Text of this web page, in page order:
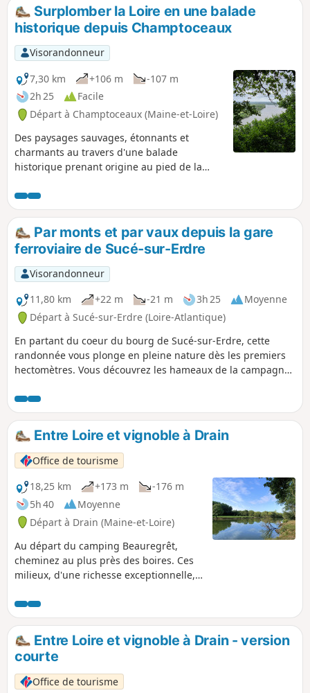
Surplomber la Loire en une balade
historique depuis Champtoceaux
Visorandonneur
7,30 km
+106 m
-107 m
2h 25
Facile
Départ à Champtoceaux (Maine-et-Loire)
Des paysages sauvages, étonnants et
charmants au travers d'une balade
historique prenant origine au pied de la
et parcourant une forêt pleine de légendes.
Par monts et par vaux depuis la gare
ferroviaire de Sucé-sur-Erdre
Visorandonneur
11,80 km
+22 m -21 m 3h 25
Moyenne
Départ à Sucé-sur-Erdre (Loire-Atlantique)
En partant du coeur du bourg de Sucé-sur-Erdre, cette
randonnée vous plonge en pleine nature dès les premiers
hectomètres. Vous découvrez les hameaux de la campagne
goudronnées avant de rejoindre votre point de départ.
Entre Loire et vignoble à Drain
Office de tourisme
18,25 km
+173 m
-176 m
5h 40
Moyenne
Départ à Drain (Maine-et-Loire)
Au départ du camping Beauregrêt,
cheminez au plus près des boires. Ces
milieux, d'une richesse exceptionnelle,
des saisons. Le circuit vous propose de
longer les boires de la Nigaudière et de
la Rompure où les eaux du ruisseau des
Robinets viennent lentement se
réchauffer avant de rejoindre la Loire.
Les prairies alentours bordées de haies
Entre Loire et vignoble à Drain - version
courte
Office de tourisme